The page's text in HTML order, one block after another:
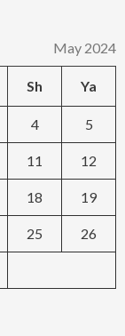
May 2024
Sh Ya
4 5
11 12
18 19
25 26